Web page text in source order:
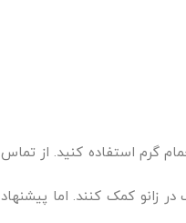
گرم استفاده کنید. از تماس
زانو کمک کنند. اما پیشنهاد